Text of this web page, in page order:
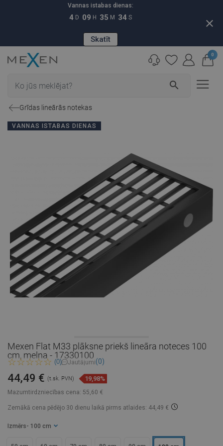
Vannas istabas dienas:
4 D 09 H 35 M 33 S
Skatīt
close
search
0
Grīdas lineārās notekas
VANNAS ISTABAS DIENAS
Mexen Flat M33 plāksne priekš lineāra noteces 100
cm, melna - 17330100
(0) Jautājumi(0)
Mazumtirdzniecības cena: 55,60 €
44,49 € (t.sk. PVN) 19,98%
Zemākā cena pēdējo 30 dienu laikā pirms atlaides: 44,49 €
Izmērs - 100 cm